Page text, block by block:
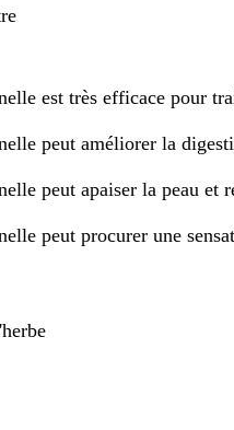
est très efficace pour
peut améliorer la
peut apaiser la peau et
peut procurer une